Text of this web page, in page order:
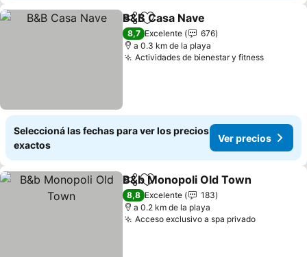
CompartirAñadir a favoritos
B&B Casa Nave
8,7 Excelente
676
a 0.3 km de la playa
Actividades de bienestar y fitness
Seleccioná las fechas para ver los precios
exactos
Ver precios
CompartirAñadir a favoritos
B&b Monopoli Old Town
8,8 Excelente
183
a 0.2 km de la playa
Acceso exclusivo a spa privado